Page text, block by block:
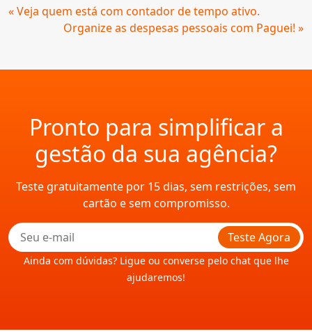
Continue
Lendo
« Veja quem está com contador de tempo ativo.
Organize as despesas pessoais com Paguei! »
Pronto para simplificar a
gestão da sua agência?
Teste gratuitamente por 15 dias, sem restrições, sem
cartão e sem compromisso.
Teste Agora
Ainda com dúvidas? Ligue ou converse pelo chat que lhe
ajudaremos!